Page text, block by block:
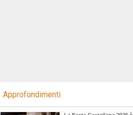
Approfondimenti